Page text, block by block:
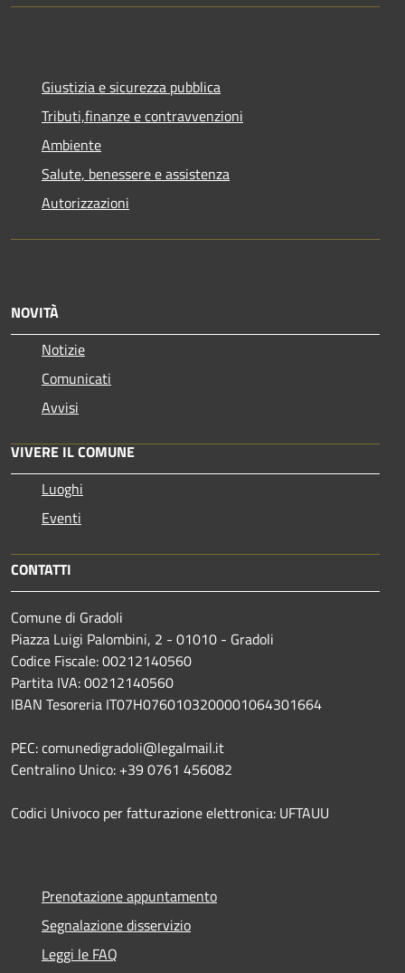
Giustizia e sicurezza pubblica
Tributi,finanze e contravvenzioni
Ambiente
Salute, benessere e assistenza
Autorizzazioni
NOVITÀ
Notizie
Comunicati
Avvisi
VIVERE IL COMUNE
Luoghi
Eventi
CONTATTI
Comune di Gradoli
Piazza Luigi Palombini, 2 - 01010 - Gradoli
Codice Fiscale: 00212140560
Partita IVA: 00212140560
IBAN Tesoreria IT07H0760103200001064301664
PEC: comunedigradoli@legalmail.it
Centralino Unico: +39 0761 456082
Codici Univoco per fatturazione elettronica: UFTAUU
Prenotazione appuntamento
Segnalazione disservizio
Leggi le FAQ